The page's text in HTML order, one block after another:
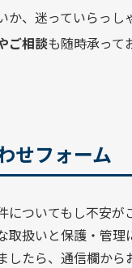
、迷っていらっし
ご相談も随時承って
せフォーム
ついてもし不安が
扱いと保護・管理
たら、通信欄から